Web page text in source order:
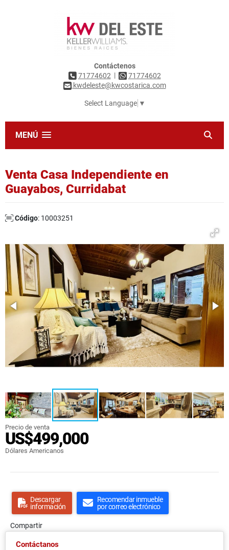
Contáctenos
71774602 |
71774602
kwdeleste@kwcostarica.com
Select Language ▼
MENÚ
Venta Casa Independiente en
Guayabos, Curridabat
Código: 10003251
Precio de venta
US$499,000
Dólares Americanos
Descargar
información
Recomendar inmueble
por correo electrónico
Compartir
Contáctanos